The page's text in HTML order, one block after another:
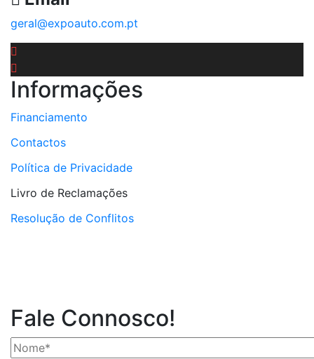
geral@expoauto.com.pt
Informações
Financiamento
Contactos
Política de Privacidade
Livro de Reclamações
Resolução de Conflitos
Fale Connosco!